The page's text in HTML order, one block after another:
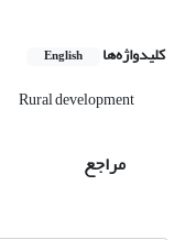
کلیدواژه‌ها English
Rural development
مراجع